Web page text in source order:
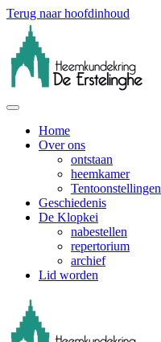
Terug naar hoofdinhoud
Home
Over ons
ontstaan
heemkamer
Tentoonstellingen
Geschiedenis
De Klopkei
nabestellen
repertorium
archief
Lid worden